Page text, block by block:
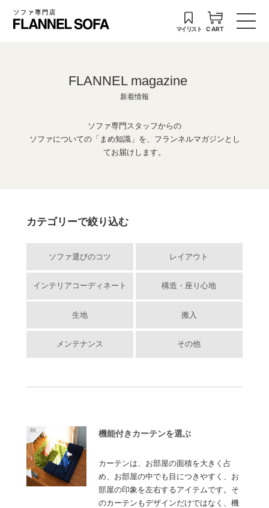
ソファ専門店
マイリスト CART
FLANNEL magazine
新着情報
ソファ専門スタッフからの
ソファについての「まめ知識」を、フランネルマガジンとし
てお届けします。
カテゴリーで絞り込む
ソファ選びのコツ レイアウト
インテリアコーディネート 構造・座り心地
生地 搬入
メンテナンス その他
機能付きカーテンを選ぶ
カーテンは、お部屋の面積を大きく占
め、お部屋の中でも目につきやすく、お
部屋の印象を左右するアイテムです。そ
のカーテンもデザインだけではなく、機